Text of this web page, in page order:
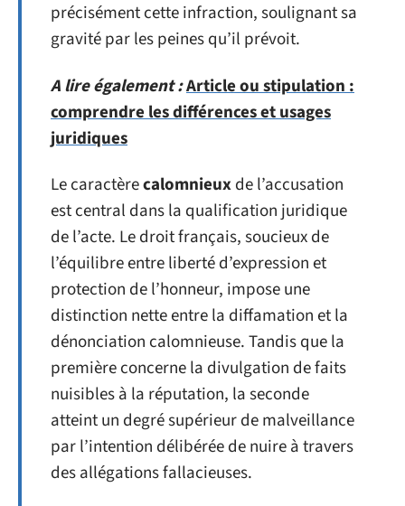
précisément cette infraction, soulignant sa
gravité par les peines qu’il prévoit.
A lire également :Article ou stipulation :
comprendre les différences et usages
juridiques
Le caractèrecalomnieuxde l’accusation
est central dans la qualification juridique
de l’acte. Le droit français, soucieux de
l’équilibre entre liberté d’expression et
protection de l’honneur, impose une
distinction nette entre la diffamation et la
dénonciation calomnieuse. Tandis que la
première concerne la divulgation de faits
nuisibles à la réputation, la seconde
atteint un degré supérieur de malveillance
par l’intention délibérée de nuire à travers
des allégations fallacieuses.